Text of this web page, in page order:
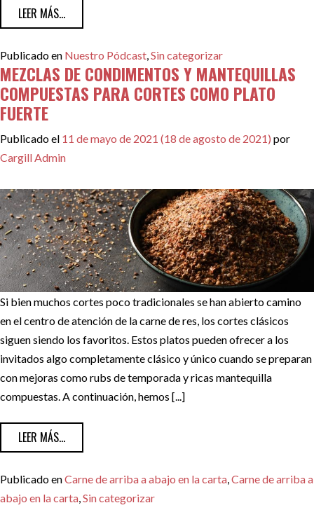
LEER MÁS...
Publicado en Nuestro Pódcast Sin categorizar
MEZCLAS DE CONDIMENTOS Y MANTEQUILLAS
COMPUESTAS PARA CORTES COMO PLATO
FUERTE
Publicado el 11 de mayo de 2021 (18 de agosto de 2021) por
Cargill Admin
Si bien muchos cortes poco tradicionales se han abierto camino
en el centro de atención de la carne de res, los cortes clásicos
siguen siendo los favoritos. Estos platos pueden ofrecer a los
invitados algo completamente clásico y único cuando se preparan
con mejoras como rubs de temporada y ricas mantequilla
compuestas. A continuación, hemos [...]
LEER MÁS...
Publicado enCarne de arriba a abajo en la carta Carne de arriba a
abajo en la carta Sin categorizar